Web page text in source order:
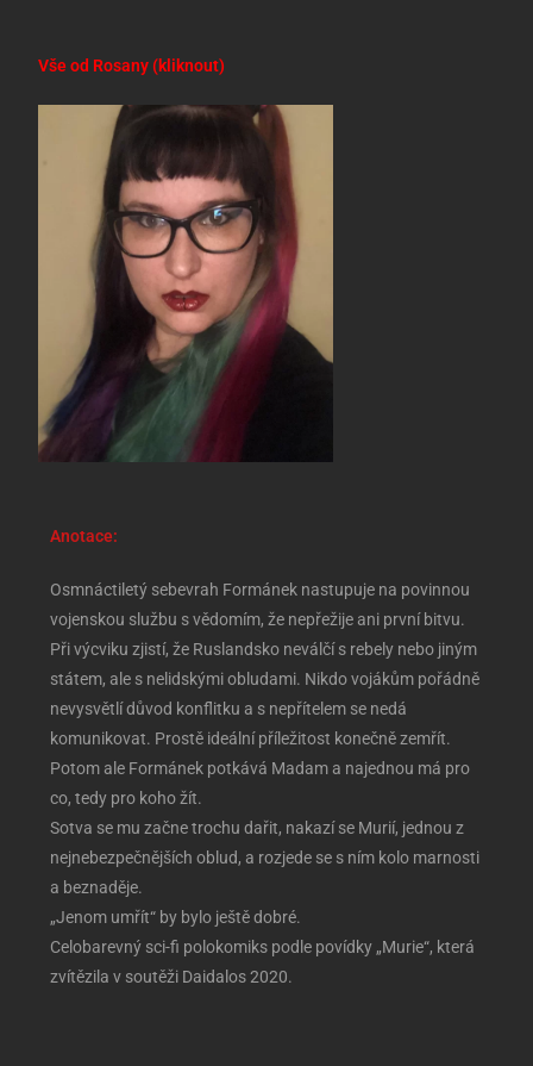
Vše od Rosany (kliknout)
Anotace:
Osmnáctiletý sebevrah Formánek nastupuje na povinnou
vojenskou službu s vědomím, že nepřežije ani první bitvu.
Při výcviku zjistí, že Ruslandsko neválčí s rebely nebo jiným
státem, ale s nelidskými obludami. Nikdo vojákům pořádně
nevysvětlí důvod konflitku a s nepřítelem se nedá
komunikovat. Prostě ideální příležitost konečně zemřít.
Potom ale Formánek potkává Madam a najednou má pro
co, tedy pro koho žít.
Sotva se mu začne trochu dařit, nakazí se Murií, jednou z
nejnebezpečnějších oblud, a rozjede se s ním kolo marnosti
a beznaděje.
„Jenom umřít“ by bylo ještě dobré.
Celobarevný sci-fi polokomiks podle povídky „Murie“, která
zvítězila v soutěži Daidalos 2020.